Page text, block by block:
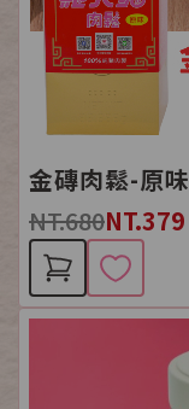
金磚肉鬆-原味
NT.680NT.379